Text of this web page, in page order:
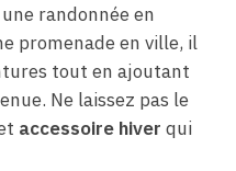
randonnée en
promenade en ville, il
tout en ajoutant
Ne laissez pas le
accessoire hiver qui